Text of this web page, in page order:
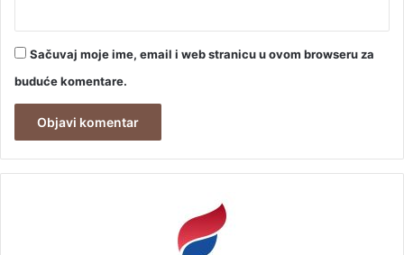
Sačuvaj moje ime, email i web stranicu u ovom browseru za
buduće komentare.